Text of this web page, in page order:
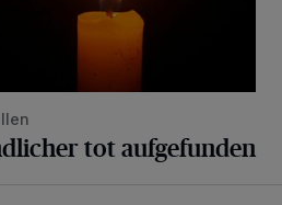
tot aufgefunden